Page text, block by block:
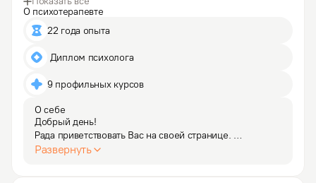
О психотерапевте
22 года опыта
Диплом психолога
9 профильных курсов
О себе
Добрый день!
Рада приветствовать Вас на своей странице.
Развернуть